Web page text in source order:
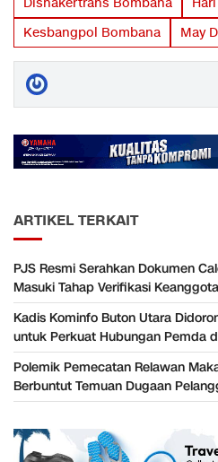
Kesbangpol Bombana
May
ARTIKEL TERKAIT
PJS Resmi Serahkan Dokumen
Masuki Tahap Verifikasi
Kadis Kominfo Buton Utara
untuk Perkuat Hubungan Pemda
Polemik Pemecatan Relawan
Berbuntut Temuan Dugaan